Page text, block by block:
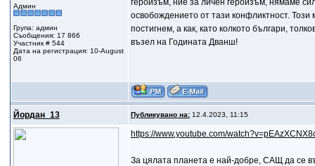
Админ
Група: админ
Съобщения: 17 866
Участник # 544
Дата на регистрация: 10-August
06
героизъм, ние за личен героизъм, нямаме
освобождението от тази конфликтност.
постигнем, а как, като колкото българи,
възел на Годината Дванш!
Йордан_13 Публикувано на:12.4.2023, 11:15
https://www.youtube.com/
За цялата планета е най-добре, САЩ да се